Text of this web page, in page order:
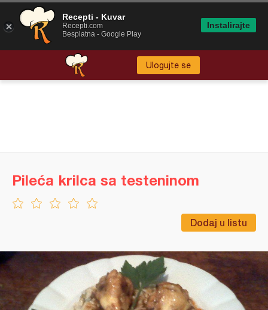
Ulogujte se
Dodaj u listu
Pileća krilca sa testeninom
Recepti - Kuvar
Recepti.com
Besplatna - Google Play
Instalirajte